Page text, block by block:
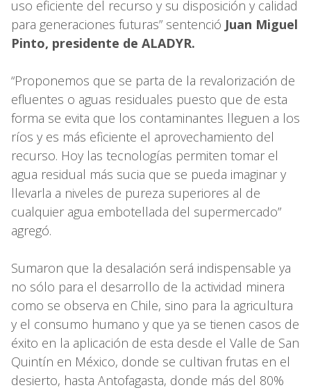
uso eficiente del recurso y su disposición y calidad
para generaciones futuras” sentenció Juan Miguel
Pinto, presidente de ALADYR.
“Proponemos que se parta de la revalorización de
efluentes o aguas residuales puesto que de esta
forma se evita que los contaminantes lleguen a los
ríos y es más eficiente el aprovechamiento del
recurso. Hoy las tecnologías permiten tomar el
agua residual más sucia que se pueda imaginar y
llevarla a niveles de pureza superiores al de
cualquier agua embotellada del supermercado”
agregó.
Sumaron que la desalación será indispensable ya
no sólo para el desarrollo de la actividad minera
como se observa en Chile, sino para la agricultura
y el consumo humano y que ya se tienen casos de
éxito en la aplicación de esta desde el Valle de San
Quintín en México, donde se cultivan frutas en el
desierto, hasta Antofagasta, donde más del 80%